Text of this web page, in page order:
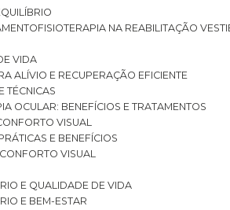
FISIOTERAPIA NA REABILITAÇÃO
VIDA
ALÍVIO E RECUPERAÇÃO EFICIENTE
TÉCNICAS
OCULAR: BENEFÍCIOS E TRATAMENTOS
VISUAL
E BENEFÍCIOS
VISUAL
E QUALIDADE DE VIDA
E BEM-ESTAR